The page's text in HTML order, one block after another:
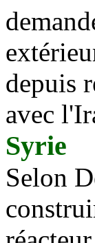
depuis
avec
Syrie
Selon